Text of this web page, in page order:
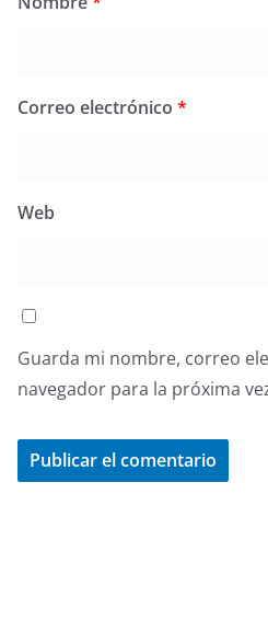
Correo electrónico *
Web
Guarda mi nombre, correo
navegador para la próxima